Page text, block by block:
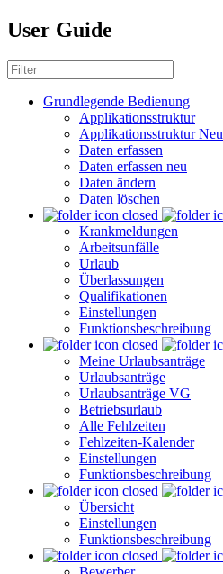
User Guide
Grundlegende Bedienung
Applikationsstruktur
Applikationsstruktur Neu
Daten erfassen
Daten erfassen neu
Daten ändern
Daten löschen
Krankmeldungen
Arbeitsunfälle
Urlaub
Überlassungen
Qualifikationen
Einstellungen
Funktionsbeschreibung
Meine Urlaubsanträge
Urlaubsanträge
Urlaubsanträge VG
Betriebsurlaub
Alle Fehlzeiten
Fehlzeiten-Kalender
Einstellungen
Funktionsbeschreibung
Übersicht
Einstellungen
Funktionsbeschreibung